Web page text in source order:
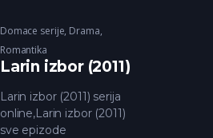
Domace serije, Drama,
Romantika
Larin izbor (2011)
Larin izbor (2011) serija
online,Larin izbor (2011)
sve epizode